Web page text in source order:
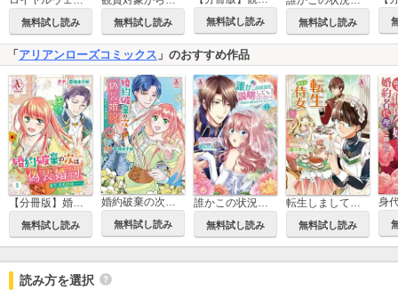
無料試し読み 無料試し読み 無料試し読み 無料試し読み
「 アリアンローズコミックス 」のおすすめ作品
無料試し読み 無料試し読み 無料試し読み 無料試し読み
読み方を選択